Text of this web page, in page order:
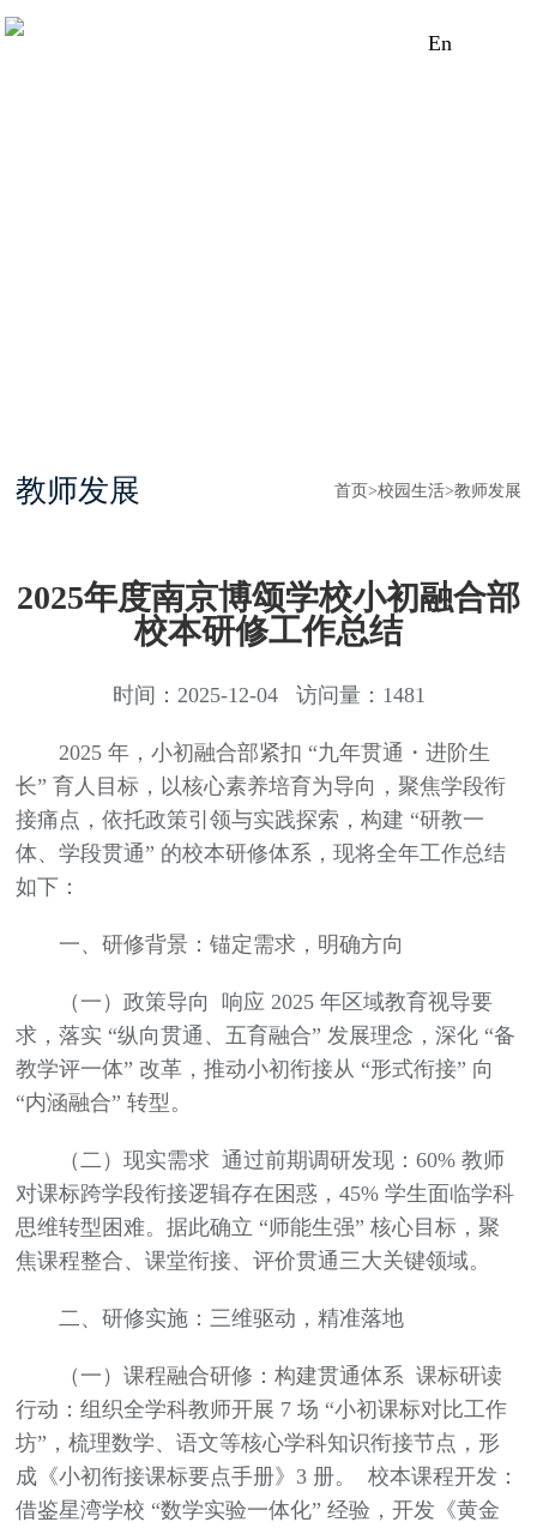
En
首页>校园生活>教师发展
教师发展
2025年度南京博颂学校小初融合部
校本研修工作总结
时间：2025-12-04 访问量：1481
2025 年，小初融合部紧扣 “九年贯通・进阶生
长” 育人目标，以核心素养培育为导向，聚焦学段衔
接痛点，依托政策引领与实践探索，构建 “研教一
体、学段贯通” 的校本研修体系，现将全年工作总结
如下：
一、研修背景：锚定需求，明确方向
（一）政策导向 响应 2025 年区域教育视导要
求，落实 “纵向贯通、五育融合” 发展理念，深化 “备
教学评一体” 改革，推动小初衔接从 “形式衔接” 向
“内涵融合” 转型。
（二）现实需求 通过前期调研发现：60% 教师
对课标跨学段衔接逻辑存在困惑，45% 学生面临学科
思维转型困难。据此确立 “师能生强” 核心目标，聚
焦课程整合、课堂衔接、评价贯通三大关键领域。
二、研修实施：三维驱动，精准落地
（一）课程融合研修：构建贯通体系 课标研读
行动：组织全学科教师开展 7 场 “小初课标对比工作
坊”，梳理数学、语文等核心学科知识衔接节点，形
成《小初衔接课标要点手册》3 册。 校本课程开发：
借鉴星湾学校 “数学实验一体化” 经验，开发《黄金